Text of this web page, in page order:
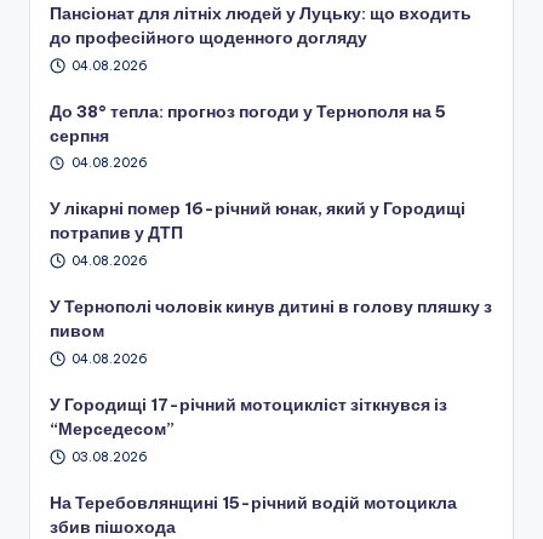
Пансіонат для літніх людей у Луцьку: що входить
до професійного щоденного догляду
04.08.2026
До 38° тепла: прогноз погоди у Тернополя на 5
серпня
04.08.2026
У лікарні помер 16-річний юнак, який у Городищі
потрапив у ДТП
04.08.2026
У Тернополі чоловік кинув дитині в голову пляшку з
пивом
04.08.2026
У Городищі 17-річний мотоцикліст зіткнувся із
“Мерседесом”
03.08.2026
На Теребовлянщині 15-річний водій мотоцикла
збив пішохода